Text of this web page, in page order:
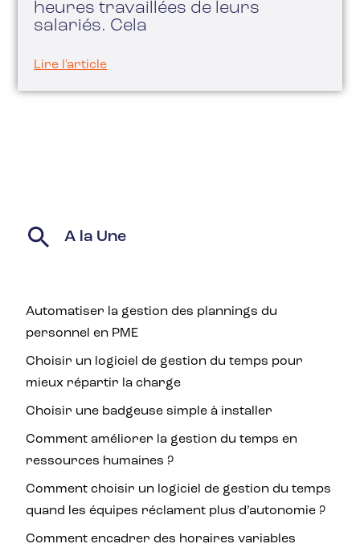
heures travaillées de leurs
salariés. Cela
Lire l'article
A la Une
Automatiser la gestion des plannings du
personnel en PME
Choisir un logiciel de gestion du temps pour
mieux répartir la charge
Choisir une badgeuse simple à installer
Comment améliorer la gestion du temps en
ressources humaines ?
Comment choisir un logiciel de gestion du temps
quand les équipes réclament plus d’autonomie ?
Comment encadrer des horaires variables